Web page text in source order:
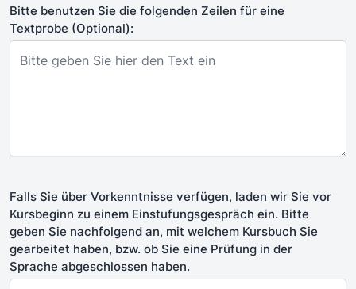
Bitte benutzen Sie die folgenden Zeilen für eine
Textprobe (Optional):
Falls Sie über Vorkenntnisse verfügen, laden wir Sie vor
Kursbeginn zu einem Einstufungsgespräch ein. Bitte
geben Sie nachfolgend an, mit welchem Kursbuch Sie
gearbeitet haben, bzw. ob Sie eine Prüfung in der
Sprache abgeschlossen haben.